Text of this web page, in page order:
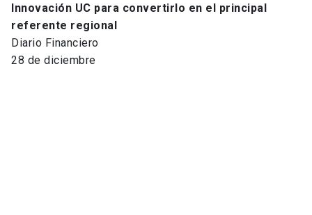
Innovación UC para convertirlo en el principal
referente regional
Diario Financiero
28 de diciembre